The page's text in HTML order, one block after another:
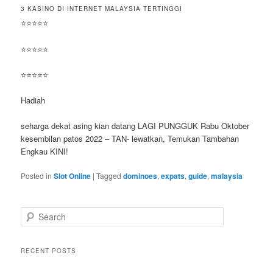
3 KASINO DI INTERNET MALAYSIA TERTINGGI
⭐⭐⭐⭐⭐
⭐⭐⭐⭐⭐
⭐⭐⭐⭐⭐
Hadiah
seharga dekat asing kian datang LAGI PUNGGUK Rabu Oktober
kesembilan patos 2022 – TAN- lewatkan, Temukan Tambahan
Engkau KINI!
Posted in Slot Online |Tagged dominoes,expats,guide,malaysia
e
rRECENT POSTS